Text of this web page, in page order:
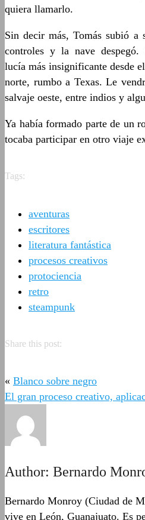
quiera llamarlo.
Sin decir más, Tomás subió a
controles y la nave
lucía más insignificante desde
norte, rumbo a Texas. Le
salvaje oeste, entre indios y
Ya había formado parte de un
tocaba participar en otro viaje
Tags:
aventuras
escritores
literatura fantástica
procesos creativos
protociencia
retro
steampunk
Share this post:
« Blanco sobre negro
El gran proceso creativo,
Author: Bernardo
Bernardo Monroy (Ciudad de
vive en León, Guanajuato. Es